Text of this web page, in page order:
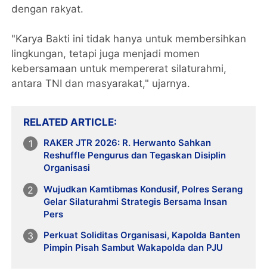
dengan rakyat.
"Karya Bakti ini tidak hanya untuk membersihkan
lingkungan, tetapi juga menjadi momen
kebersamaan untuk mempererat silaturahmi,
antara TNI dan masyarakat," ujarnya.
RELATED ARTICLE
RAKER JTR 2026: R. Herwanto Sahkan
Reshuffle Pengurus dan Tegaskan Disiplin
Organisasi
Wujudkan Kamtibmas Kondusif, Polres Serang
Gelar Silaturahmi Strategis Bersama Insan
Pers
Perkuat Soliditas Organisasi, Kapolda Banten
Pimpin Pisah Sambut Wakapolda dan PJU